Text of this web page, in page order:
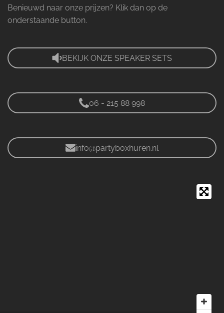
Benieuwd naar onze prijzen? Klik dan op de
onderstaande button.
BEKIJK ONZE SPEAKER SETS
06 - 215 88 998
info@partyboxhuren.nl